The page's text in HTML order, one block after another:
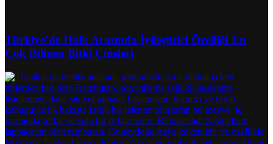
Türkiye’de Halk Arasında İyileştirici Özelliği En
Çok Bilinen Bitki Cinsleri